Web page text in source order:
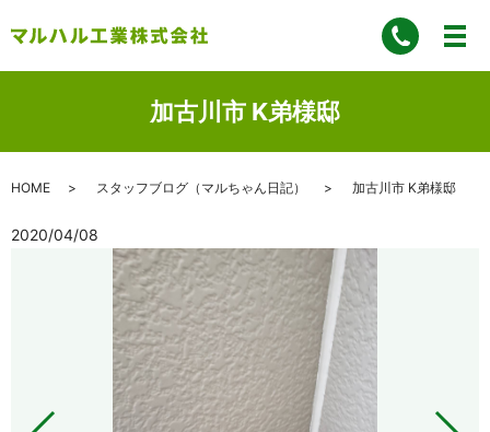
加古川市 K弟様邸
HOME スタッフブログ（マルちゃん日記） 加古川市 K弟様邸
2020/04/08